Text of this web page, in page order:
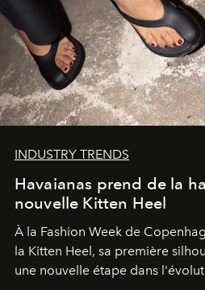
INDUSTRY TRENDS
Havaianas prend de la
nouvelle Kitten Heel
À la Fashion Week de
la Kitten Heel, sa première
une nouvelle étape dans